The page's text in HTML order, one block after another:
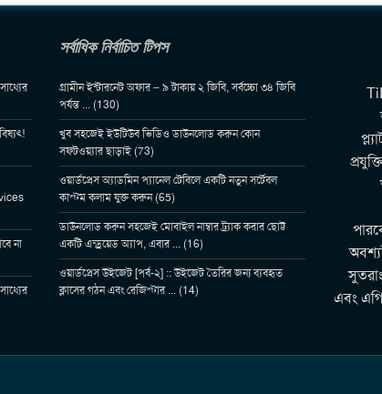
না
সর্বাধিক নির্বাচিত টিপস
গ্রামীন ইন্টারনেট অফার – ৯ টাকায় ২ জিবি, সর্বচ্চো ৩৪ জিবি
পর্যন্ত ... (130)
খুব সহজেই ইউটিউব ভিডিও ডাউনলোড করুন কোন
সফটওয়্যার ছাড়াই (73)
ওয়ার্ডপ্রেস অ্যাডমিন প্যানেল টেবিলে একটি নতুন সর্টেবল
কাস্টম কলাম যুক্ত করুন (65)
ডাউনলোড করুন সহজেই মোবাইল নাম্বার ট্র্যাক করার ছোট্ট
একটি এন্ড্রয়েড অ্যাপ, এবার ... (16)
ওয়ার্ডপ্রেস উইজেট [পর্ব-২] :: উইজেট তৈরির জন্য ব্যবহৃত
ক্লাসের গঠন এবং রেজিস্টার ... (14)
এবং